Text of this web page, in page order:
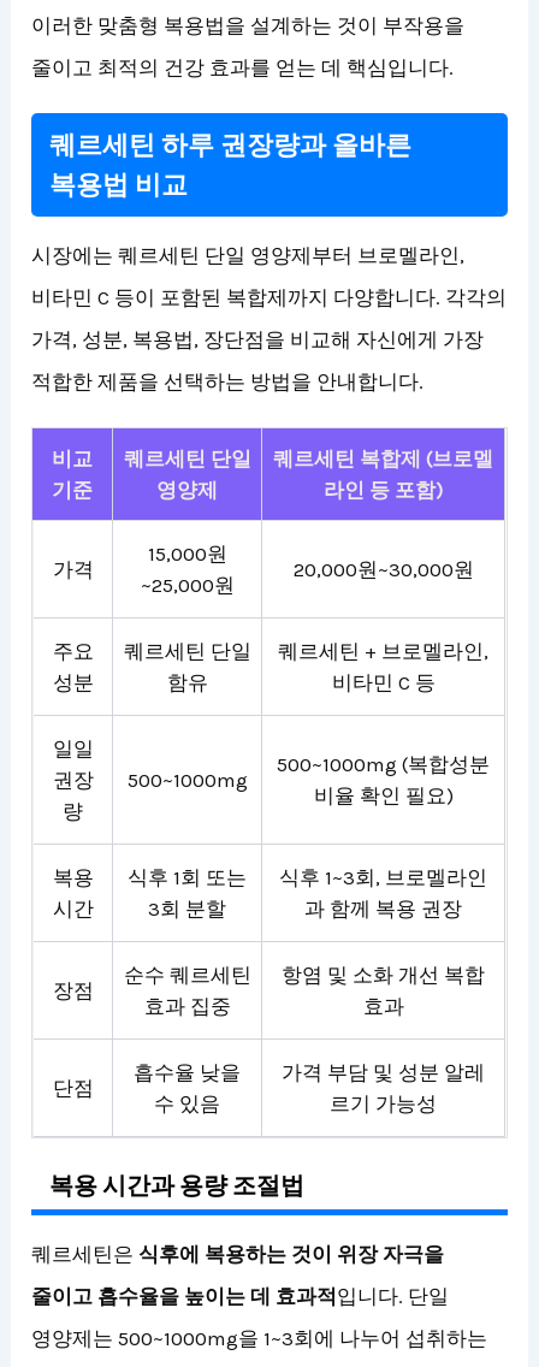
이러한 맞춤형 복용법을 설계하는 것이 부작용을
줄이고 최적의 건강 효과를 얻는 데 핵심입니다.
퀘르세틴 하루 권장량과 올바른
복용법 비교
시장에는 퀘르세틴 단일 영양제부터 브로멜라인,
비타민 C 등이 포함된 복합제까지 다양합니다. 각각의
가격, 성분, 복용법, 장단점을 비교해 자신에게 가장
적합한 제품을 선택하는 방법을 안내합니다.
비교
기준
퀘르세틴 단일
영양제
퀘르세틴 복합제 (브로멜
라인 등 포함)
가격
15,000원
~25,000원
20,000원~30,000원
주요
성분
퀘르세틴 단일
함유
퀘르세틴 + 브로멜라인,
비타민 C 등
일일
권장
량
500~1000mg
500~1000mg (복합성분
비율 확인 필요)
복용
시간
식후 1회 또는
3회 분할
식후 1~3회, 브로멜라인
과 함께 복용 권장
장점
순수 퀘르세틴
효과 집중
항염 및 소화 개선 복합
효과
단점
흡수율 낮을
수 있음
가격 부담 및 성분 알레
르기 가능성
복용 시간과 용량 조절법
퀘르세틴은 식후에 복용하는 것이 위장 자극을
줄이고 흡수율을 높이는 데 효과적입니다. 단일
영양제는 500~1000mg을 1~3회에 나누어 섭취하는